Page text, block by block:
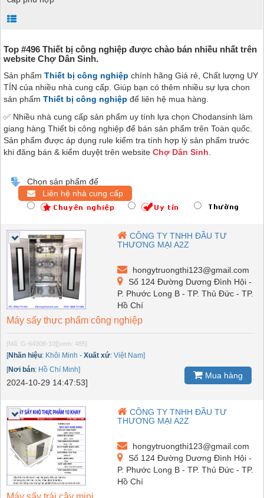
Top #496 Thiết bị công nghiệp được chào bán nhiều nhất trên
website Chợ Dân Sinh.
Sản phẩm Thiết bị công nghiệp chính hãng Giá rẻ, Chất lượng UY
TÍN của nhiều nhà cung cấp. Giúp bạn có thêm nhiều sự lựa chon
sản phẩm Thiết bị công nghiệp để liên hệ mua hàng.
✅ Nhiều nhà cung cấp sản phẩm uy tính lựa chọn Chodansinh làm
giang hàng Thiết bị công nghiệp để bán sản phẩm trên Toàn quốc.
Sản phẩm được áp dụng rule kiểm tra tính hợp lý sản phẩm trước
khi đăng bán & kiểm duyệt trên website Chợ Dân Sinh
Chọn sản phẩm để
Liên hệ nhà cung cấp
CÔNG TY TNHH ĐẦU TƯ
THƯƠNG MẠI A2Z
hongytruongthi123@gmail.com
Số 124 Đường Dương Đình Hội -
P. Phước Long B - TP. Thủ Đức - TP.
Hồ Chí
Máy sấy thực phẩm công nghiệp
[Mã: G-64908-10][xem: 485]
[Nhãn hiệu: Khôi Minh - Xuất xứ: Việt Nam]
[Nơi bán: Hồ Chí Minh]
2024-10-29 14:47:53]
Mua hàng
CÔNG TY TNHH ĐẦU TƯ
THƯƠNG MẠI A2Z
hongytruongthi123@gmail.com
Số 124 Đường Dương Đình Hội -
P. Phước Long B - TP. Thủ Đức - TP.
Hồ Chí